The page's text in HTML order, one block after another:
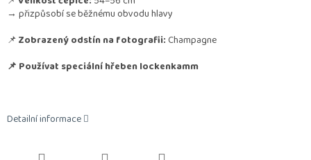
→ přizpůsobí se běžnému obvodu hlavy
📌Zobrazený odstín na fotografii: Champagne
📌 Používat speciální hřeben lockenkamm
Detailní informace